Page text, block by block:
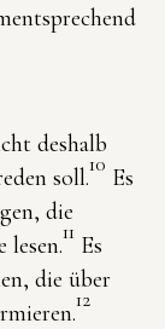
deshalb
soll.10 Es
die
lesen.11 Es
die über
12